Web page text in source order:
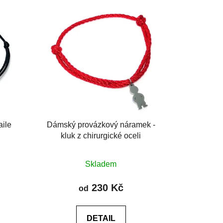
Dámský provázkový náramek -
kluk z chirurgické oceli
hodnocení
produktu
Skladem
od 230 Kč
DETAIL